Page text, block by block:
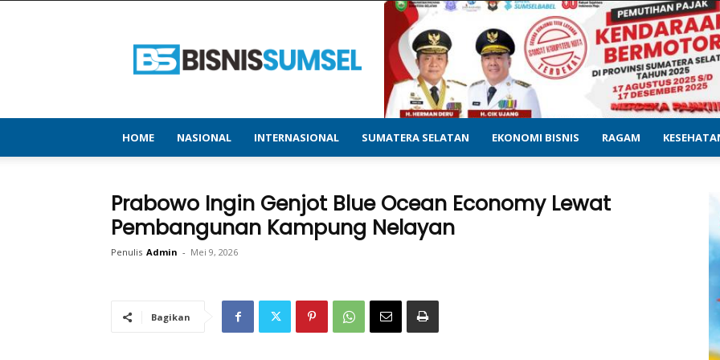
–
Menyajikan
&
Terupdate
HOME NASIONAL INTERNASIONAL SUMATERA SELATAN EKONOMI BISNIS RAGAM
Prabowo Ingin Genjot Blue Ocean Economy Lewat
Pembangunan Kampung Nelayan
Penulis Admin - Mei 9, 2026
Bagikan